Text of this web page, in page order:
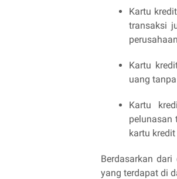
Kartu
transaksi
Kartu
uang
Kartu
pelunasan
kartu
Berdasarkan
yang terdapat di